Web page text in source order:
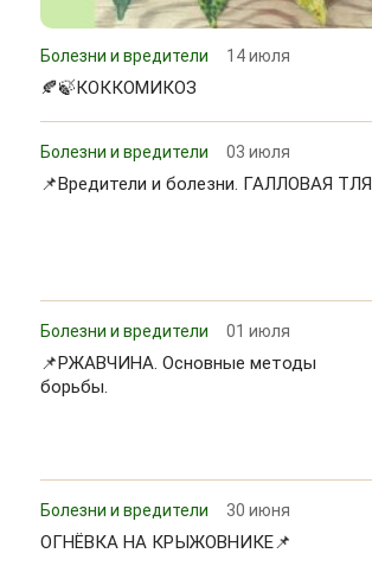
Болезни и вредители 14 июля
🍂🍃КОККОМИКОЗ
Болезни и вредители 03 июля
📌Вредители и болезни. ГАЛЛОВАЯ ТЛЯ
Болезни и вредители 01 июля
📌РЖАВЧИНА. Основные методы
борьбы.
Болезни и вредители 30 июня
ОГНЁВКА НА КРЫЖОВНИКЕ📌